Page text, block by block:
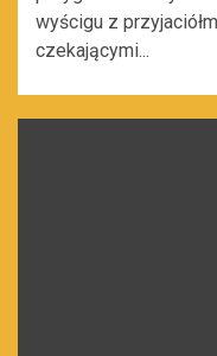
wyścigu z
czekającymi...